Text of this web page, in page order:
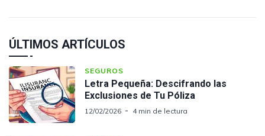
ÚLTIMOS ARTÍCULOS
SEGUROS
Letra Pequeña: Descifrando las
Exclusiones de Tu Póliza
12/02/2026 4 min de lectura